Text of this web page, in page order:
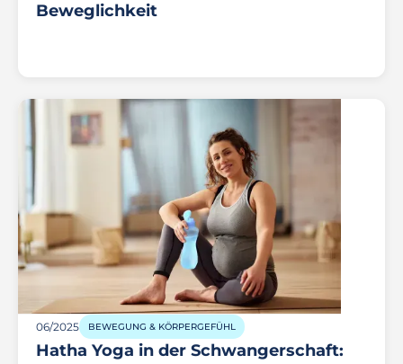
Beweglichkeit
06/2025 BEWEGUNG & KÖRPERGEFÜHL
Hatha Yoga in der Schwangerschaft: